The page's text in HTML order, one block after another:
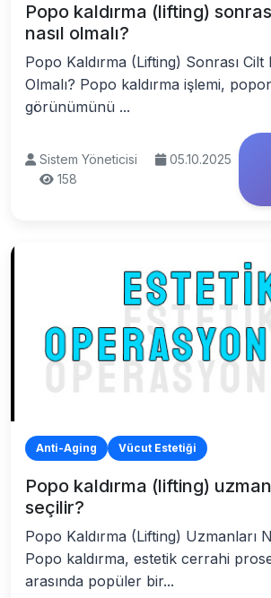
Popo kaldırma (lifting)
nasıl olmalı?
Popo Kaldırma (Lifting) Sonrası Cilt
Olmalı? Popo kaldırma işlemi,
görünümünü ...
Sistem Yöneticisi
05.10.2025
158
Anti-Aging Vücut Estetiği
Popo kaldırma (lifting)
seçilir?
Popo Kaldırma (Lifting) Uzmanları
Popo kaldırma, estetik cerrahi
arasında popüler bir...